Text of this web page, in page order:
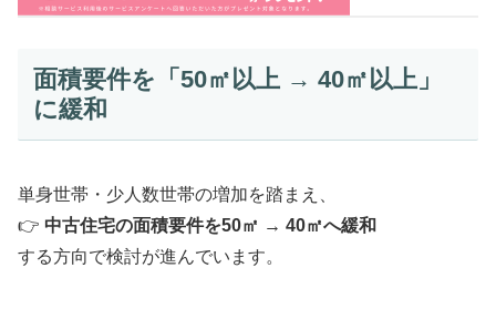
面積要件を「50㎡以上 → 40㎡以上」
に緩和
単身世帯・少人数世帯の増加を踏まえ、
👉 中古住宅の面積要件を50㎡ → 40㎡へ緩和
する方向で検討が進んでいます。